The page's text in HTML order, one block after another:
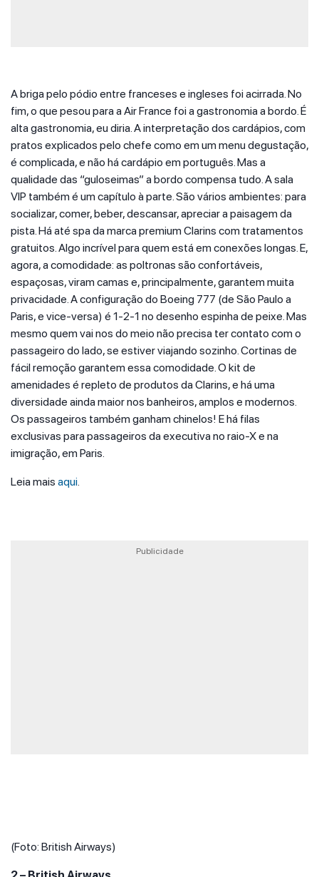
A briga pelo pódio entre franceses e ingleses foi acirrada. No
fim, o que pesou para a Air France foi a gastronomia a bordo. É
alta gastronomia, eu diria. A interpretação dos cardápios, com
pratos explicados pelo chefe como em um menu degustação,
é complicada, e não há cardápio em português. Mas a
qualidade das “guloseimas” a bordo compensa tudo. A sala
VIP também é um capítulo à parte. São vários ambientes: para
socializar, comer, beber, descansar, apreciar a paisagem da
pista. Há até spa da marca premium Clarins com tratamentos
gratuitos. Algo incrível para quem está em conexões longas. E,
agora, a comodidade: as poltronas são confortáveis,
espaçosas, viram camas e, principalmente, garantem muita
privacidade. A configuração do Boeing 777 (de São Paulo a
Paris, e vice-versa) é 1-2-1 no desenho espinha de peixe. Mas
mesmo quem vai nos do meio não precisa ter contato com o
passageiro do lado, se estiver viajando sozinho. Cortinas de
fácil remoção garantem essa comodidade. O kit de
amenidades é repleto de produtos da Clarins, e há uma
diversidade ainda maior nos banheiros, amplos e modernos.
Os passageiros também ganham chinelos! E há filas
exclusivas para passageiros da executiva no raio-X e na
imigração, em Paris.
Leia mais aqui.
Publicidade
(Foto: British Airways)